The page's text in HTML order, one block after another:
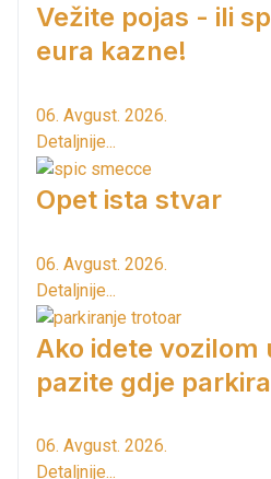
Vežite pojas - ili
eura kazne!
06. Avgust. 2026.
Detaljnije...
Opet ista stvar
06. Avgust. 2026.
Detaljnije...
Ako idete vozilom
pazite gdje
06. Avgust. 2026.
Detaljnije...